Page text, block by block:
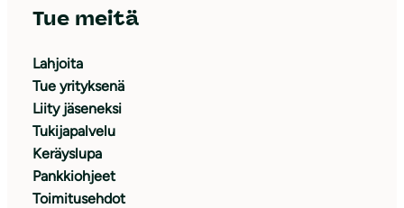
Tue meitä
Lahjoita
Tue yrityksenä
Liity jäseneksi
Tukijapalvelu
Keräyslupa
Pankkiohjeet
Toimitusehdot